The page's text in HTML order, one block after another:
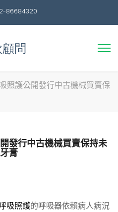
86684320
照護公開發行中古機械買賣保
發行中古機械買賣保持未
膏
吸照護的呼吸器依賴病人病況